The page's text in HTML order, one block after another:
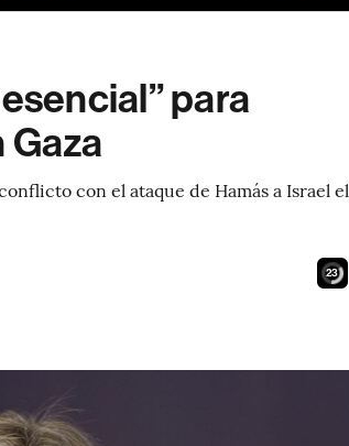
para
con el ataque de Hamás a Israel el
22